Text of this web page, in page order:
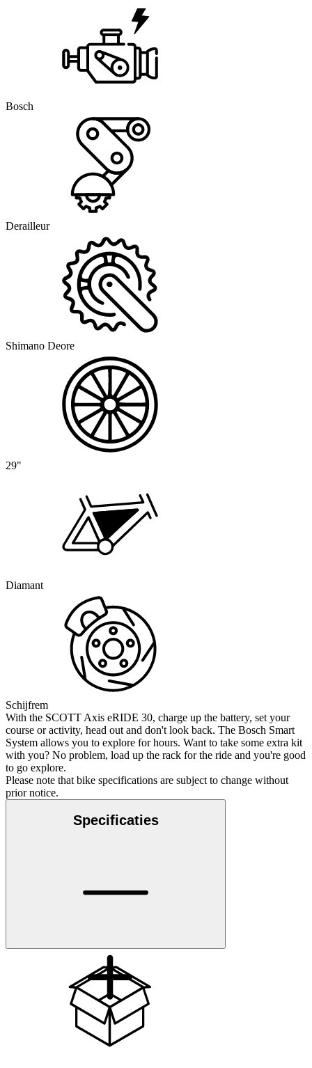
Bosch
Derailleur
Shimano Deore
29"
Diamant
Schijfrem
With the SCOTT Axis eRIDE 30, charge up the battery, set your
course or activity, head out and don't look back. The Bosch Smart
System allows you to explore for hours. Want to take some extra kit
with you? No problem, load up the rack for the ride and you're good
to go explore.
Please note that bike specifications are subject to change without
prior notice.
Specificaties